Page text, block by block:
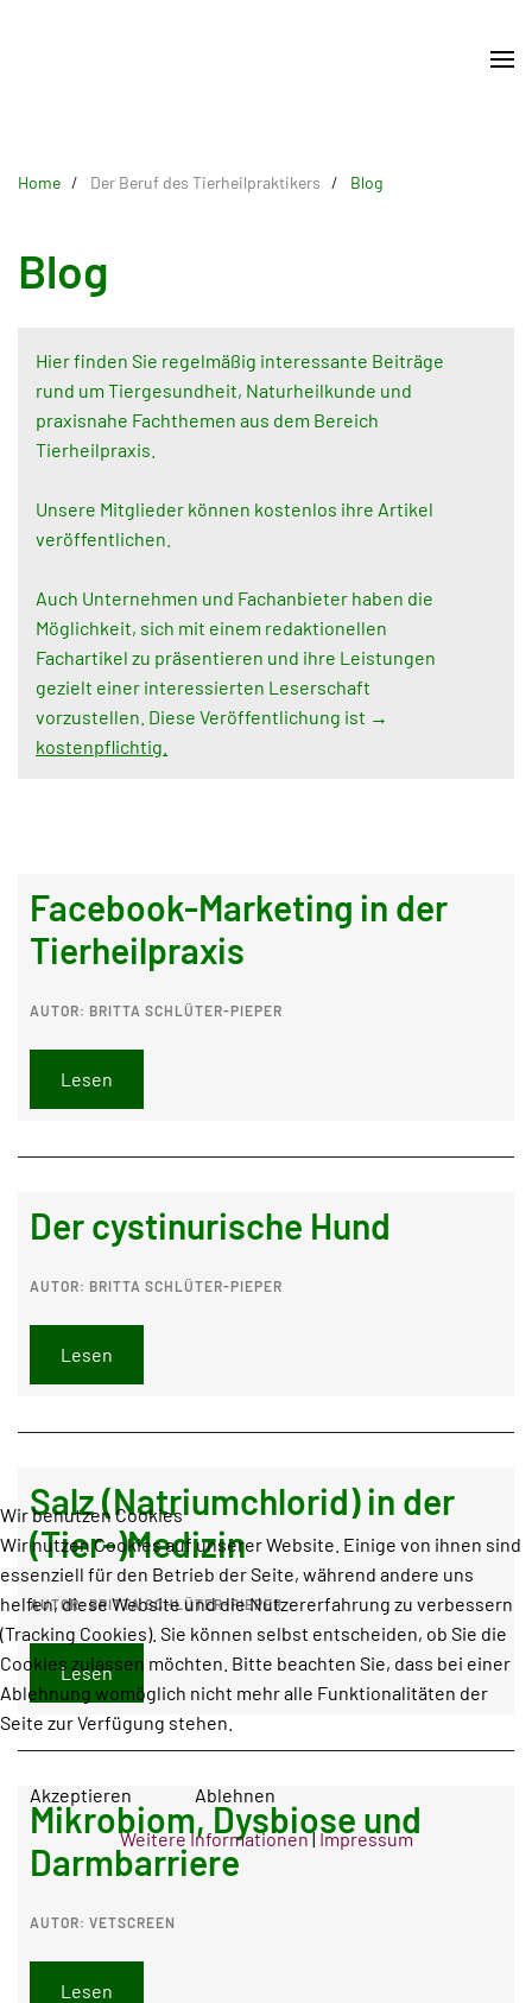
Home Der Beruf des Tierheilpraktikers Blog
Blog
Hier finden Sie regelmäßig interessante Beiträge
rund um Tiergesundheit, Naturheilkunde und
praxisnahe Fachthemen aus dem Bereich
Tierheilpraxis.
Unsere Mitglieder können kostenlos ihre Artikel
veröffentlichen.
Auch Unternehmen und Fachanbieter haben die
Möglichkeit, sich mit einem redaktionellen
Fachartikel zu präsentieren und ihre Leistungen
gezielt einer interessierten Leserschaft
vorzustellen. Diese Veröffentlichung ist →
kostenpflichtig.
Facebook-Marketing in der
Tierheilpraxis
AUTOR: BRITTA SCHLÜTER-PIEPER
Lesen
Der cystinurische Hund
AUTOR: BRITTA SCHLÜTER-PIEPER
Lesen
Salz (Natriumchlorid) in der
(Tier-)Medizin
AUTOR: BRITTA SCHLÜTER-PIEPER
Lesen
Mikrobiom, Dysbiose und
Darmbarriere
AUTOR: VETSCREEN
Lesen
Wir benutzen Cookies
Wir nutzen Cookies auf unserer Website. Einige von ihnen sind
essenziell für den Betrieb der Seite, während andere uns
helfen, diese Website und die Nutzererfahrung zu verbessern
(Tracking Cookies). Sie können selbst entscheiden, ob Sie die
Cookies zulassen möchten. Bitte beachten Sie, dass bei einer
Ablehnung womöglich nicht mehr alle Funktionalitäten der
Seite zur Verfügung stehen.
Akzeptieren
Ablehnen
Weitere Informationen| Impressum